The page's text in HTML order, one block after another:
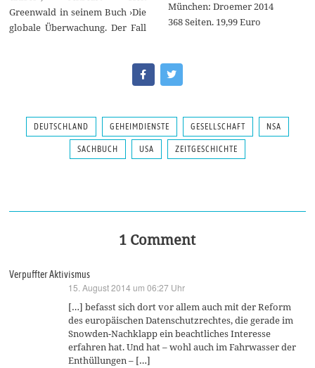
Greenwald in seinem Buch ›Die
globale Überwachung. Der Fall
München: Droemer 2014
368 Seiten. 19,99 Euro
DEUTSCHLAND GEHEIMDIENSTE GESELLSCHAFT NSA
SACHBUCH USA ZEITGESCHICHTE
1 Comment
Verpuffter Aktivismus
15. August 2014 um 06:27 Uhr
[…] befasst sich dort vor allem auch mit der Reform
des europäischen Datenschutzrechtes, die gerade im
Snowden-Nachklapp ein beachtliches Interesse
erfahren hat. Und hat – wohl auch im Fahrwasser der
Enthüllungen – […]